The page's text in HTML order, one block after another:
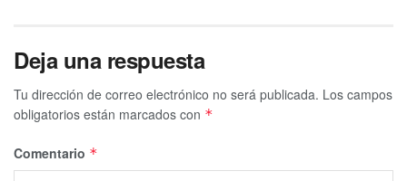
Deja una respuesta
Tu dirección de correo electrónico no será publicada. Los campos
obligatorios están marcados con *
Comentario *